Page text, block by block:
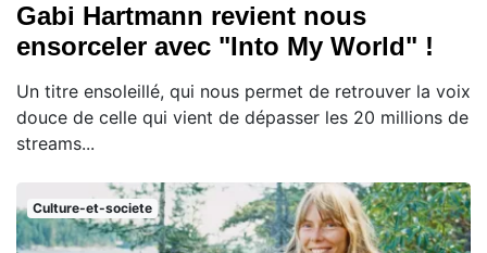
Gabi Hartmann revient nous
ensorceler avec "Into My World" !
Un titre ensoleillé, qui nous permet de retrouver la voix
douce de celle qui vient de dépasser les 20 millions de
streams...
Culture-et-societe